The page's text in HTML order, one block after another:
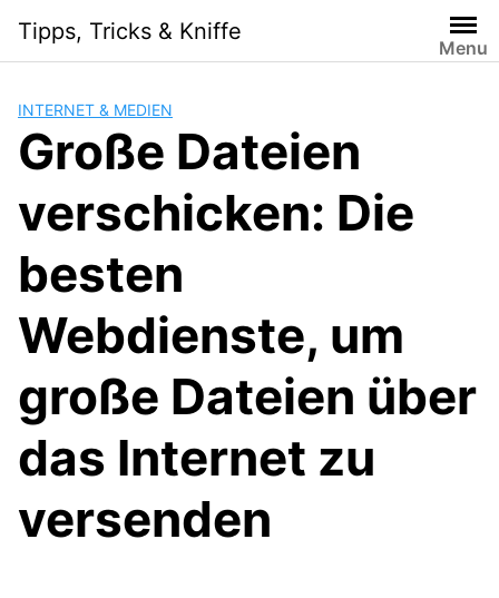
content
Tipps, Tricks & Kniffe
Menu
INTERNET & MEDIEN
Große Dateien
verschicken: Die
besten
Webdienste, um
große Dateien über
das Internet zu
versenden